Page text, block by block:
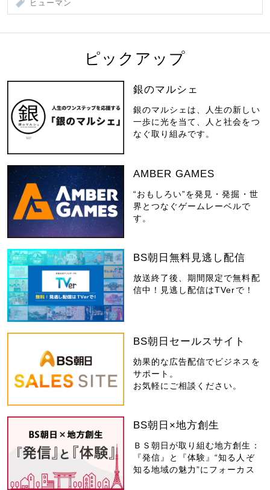
ヒューマン
ピックアップ
銀のマルシェ
銀のマルシェは、人生の新しい
一歩に光を当て、人と社会をつ
なぐ取り組みです。
AMBER GAMES
“おもしろい”を発見・発掘・世
界とつなぐゲームレーベルで
す。
BS朝日無料見逃し配信
放送終了後、期間限定で無料配
信中！見逃し配信はTVerで！
BS朝日セールスサイト
効果的な広告配信でビジネスを
サポート。
お気軽にご相談ください。
BS朝日×地方創生
ＢＳ朝日が取り組む地方創生：
『発信』と『体験』“知る人ぞ
知る地域の魅力”にフォーカス